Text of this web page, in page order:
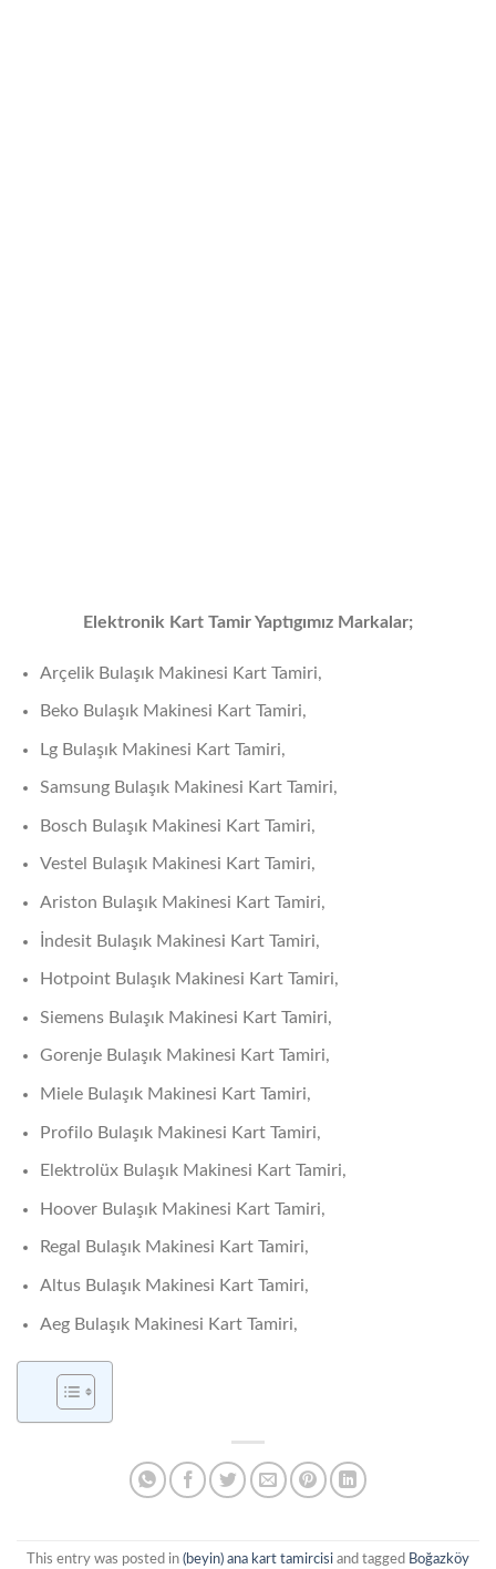
Elektronik Kart Tamir Yaptıgımız Markalar;
Arçelik Bulaşık Makinesi Kart Tamiri,
Beko Bulaşık Makinesi Kart Tamiri,
Lg Bulaşık Makinesi Kart Tamiri,
Samsung Bulaşık Makinesi Kart Tamiri,
Bosch Bulaşık Makinesi Kart Tamiri,
Vestel Bulaşık Makinesi Kart Tamiri,
Ariston Bulaşık Makinesi Kart Tamiri,
İndesit Bulaşık Makinesi Kart Tamiri,
Hotpoint Bulaşık Makinesi Kart Tamiri,
Siemens Bulaşık Makinesi Kart Tamiri,
Gorenje Bulaşık Makinesi Kart Tamiri,
Miele Bulaşık Makinesi Kart Tamiri,
Profilo Bulaşık Makinesi Kart Tamiri,
Elektrolüx Bulaşık Makinesi Kart Tamiri,
Hoover Bulaşık Makinesi Kart Tamiri,
Regal Bulaşık Makinesi Kart Tamiri,
Altus Bulaşık Makinesi Kart Tamiri,
Aeg Bulaşık Makinesi Kart Tamiri,
This entry was posted in (beyin) ana kart tamircisi and tagged Boğazköy